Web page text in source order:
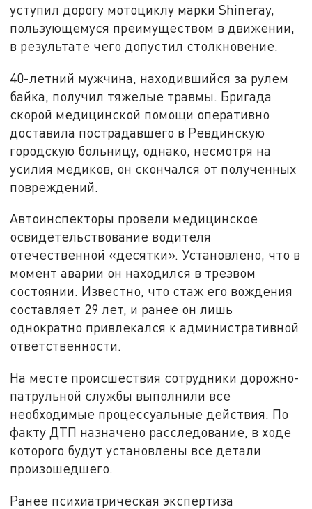
уступил дорогу мотоциклу марки Shineray,
пользующемуся преимуществом в движении,
в результате чего допустил столкновение.
40-летний мужчина, находившийся за рулем
байка, получил тяжелые травмы. Бригада
скорой медицинской помощи оперативно
доставила пострадавшего в Ревдинскую
городскую больницу, однако, несмотря на
усилия медиков, он скончался от полученных
повреждений.
Автоинспекторы провели медицинское
освидетельствование водителя
отечественной «десятки». Установлено, что в
момент аварии он находился в трезвом
состоянии. Известно, что стаж его вождения
составляет 29 лет, и ранее он лишь
однократно привлекался к административной
ответственности.
На месте происшествия сотрудники дорожно-
патрульной службы выполнили все
необходимые процессуальные действия. По
факту ДТП назначено расследование, в ходе
которого будут установлены все детали
произошедшего.
Ранее психиатрическая экспертиза